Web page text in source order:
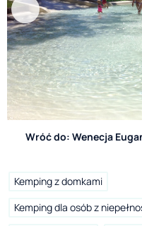
Wróć do: Wenecja
Kemping z domkami
Kemping dla osób z